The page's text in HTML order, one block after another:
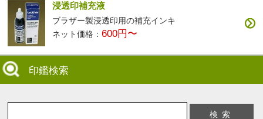
浸透印補充液
ブラザー製浸透印用の補充インキ
ネット価格：600円〜
印鑑検索